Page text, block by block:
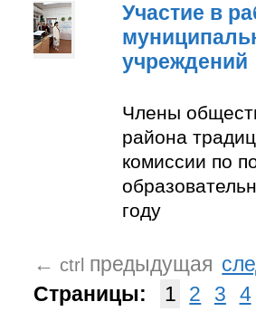
Участие в
учреждений
Члены
района
комиссии по
году
← ctrl предыдущая
Страницы:
1 2 3 4